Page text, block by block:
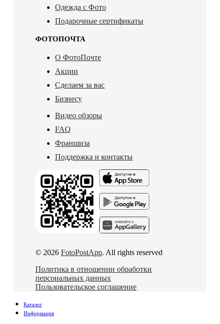
Одежда с Фото
Подарочные сертификаты
ФОТОПОЧТА
О ФотоПочте
Акции
Сделаем за вас
Бизнесу
Видео обзоры
FAQ
Франшиза
Поддержка и контакты
© 2026 FotoPostApp. All rights reserved
Политика в отношении обработки
персональных данных
Пользовательское соглашение
Каталог
Информация